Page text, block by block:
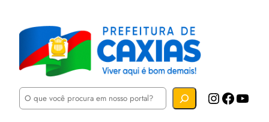
P
Instagram Facebook YouTube